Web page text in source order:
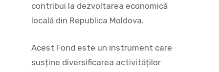
contribui la dezvoltarea economică
locală din Republica Moldova.
Acest Fond este un instrument care
susține diversificarea activităților